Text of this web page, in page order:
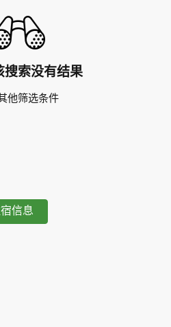
搜索没有结果
他筛选条件
信息